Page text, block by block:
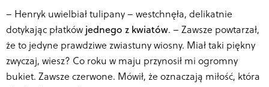
– Henryk uwielbiał tulipany – westchnęła, delikatnie
dotykając płatków jednego z kwiatów. – Zawsze powtarzał,
że to jedyne prawdziwe zwiastuny wiosny. Miał taki piękny
zwyczaj, wiesz? Co roku w maju przynosił mi ogromny
bukiet. Zawsze czerwone. Mówił, że oznaczają miłość, która